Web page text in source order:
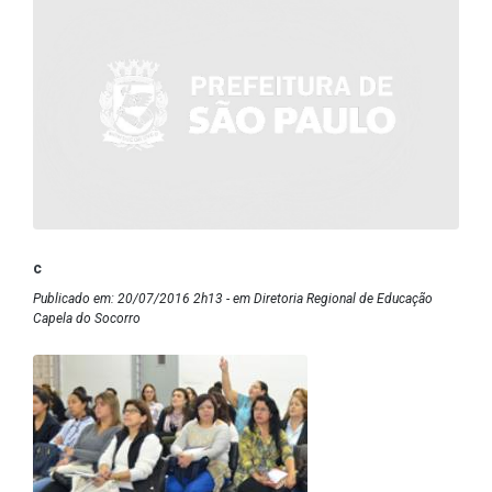
c
Publicado em: 20/07/2016 2h13 - em Diretoria Regional de Educação
Capela do Socorro